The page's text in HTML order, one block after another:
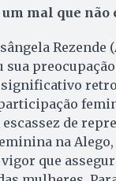
mal que não
Rezende
sua
escassez de
na
que